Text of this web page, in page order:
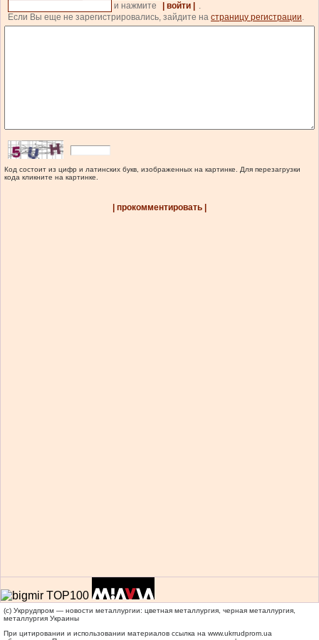
и нажмите
| войти |
.
Если Вы еще не зарегистрировались, зайдите на страницу регистрации.
Код состоит из цифр и латинских букв, изображенных на картинке. Для перезагрузки
кода кликните на картинке.
| прокомментировать |
(c) Укррудпром — новости металлургии: цветная металлургия, черная металлургия,
металлургия Украины
При цитировании и использовании материалов ссылка на www.ukrrudprom.ua